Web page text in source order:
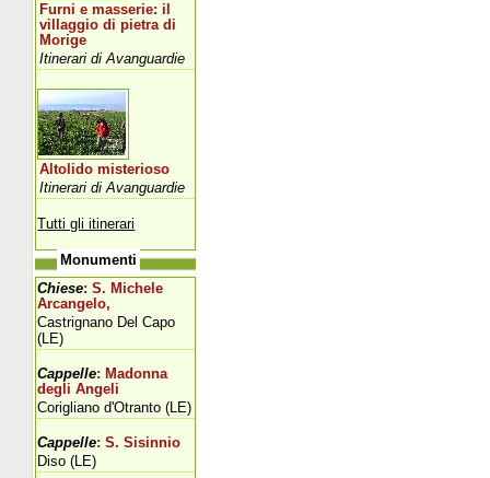
Furni e masserie: il
villaggio di pietra di
Morige
Itinerari di Avanguardie
Altolido misterioso
Itinerari di Avanguardie
Tutti gli itinerari
Monumenti
Chiese: S. Michele
Arcangelo,
Castrignano Del Capo
(LE)
Cappelle: Madonna
degli Angeli
Corigliano d'Otranto (LE)
Cappelle: S. Sisinnio
Diso (LE)